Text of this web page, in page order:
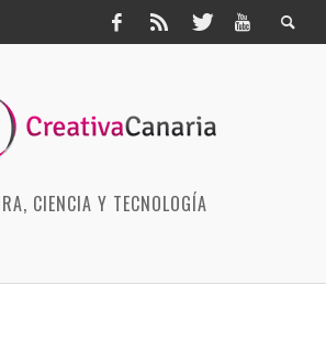
CIENCIA Y TECNOLOGÍA